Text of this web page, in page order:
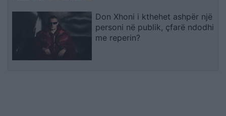
Don Xhoni i kthehet ashpër një
personi në publik, çfarë ndodhi
me reperin?